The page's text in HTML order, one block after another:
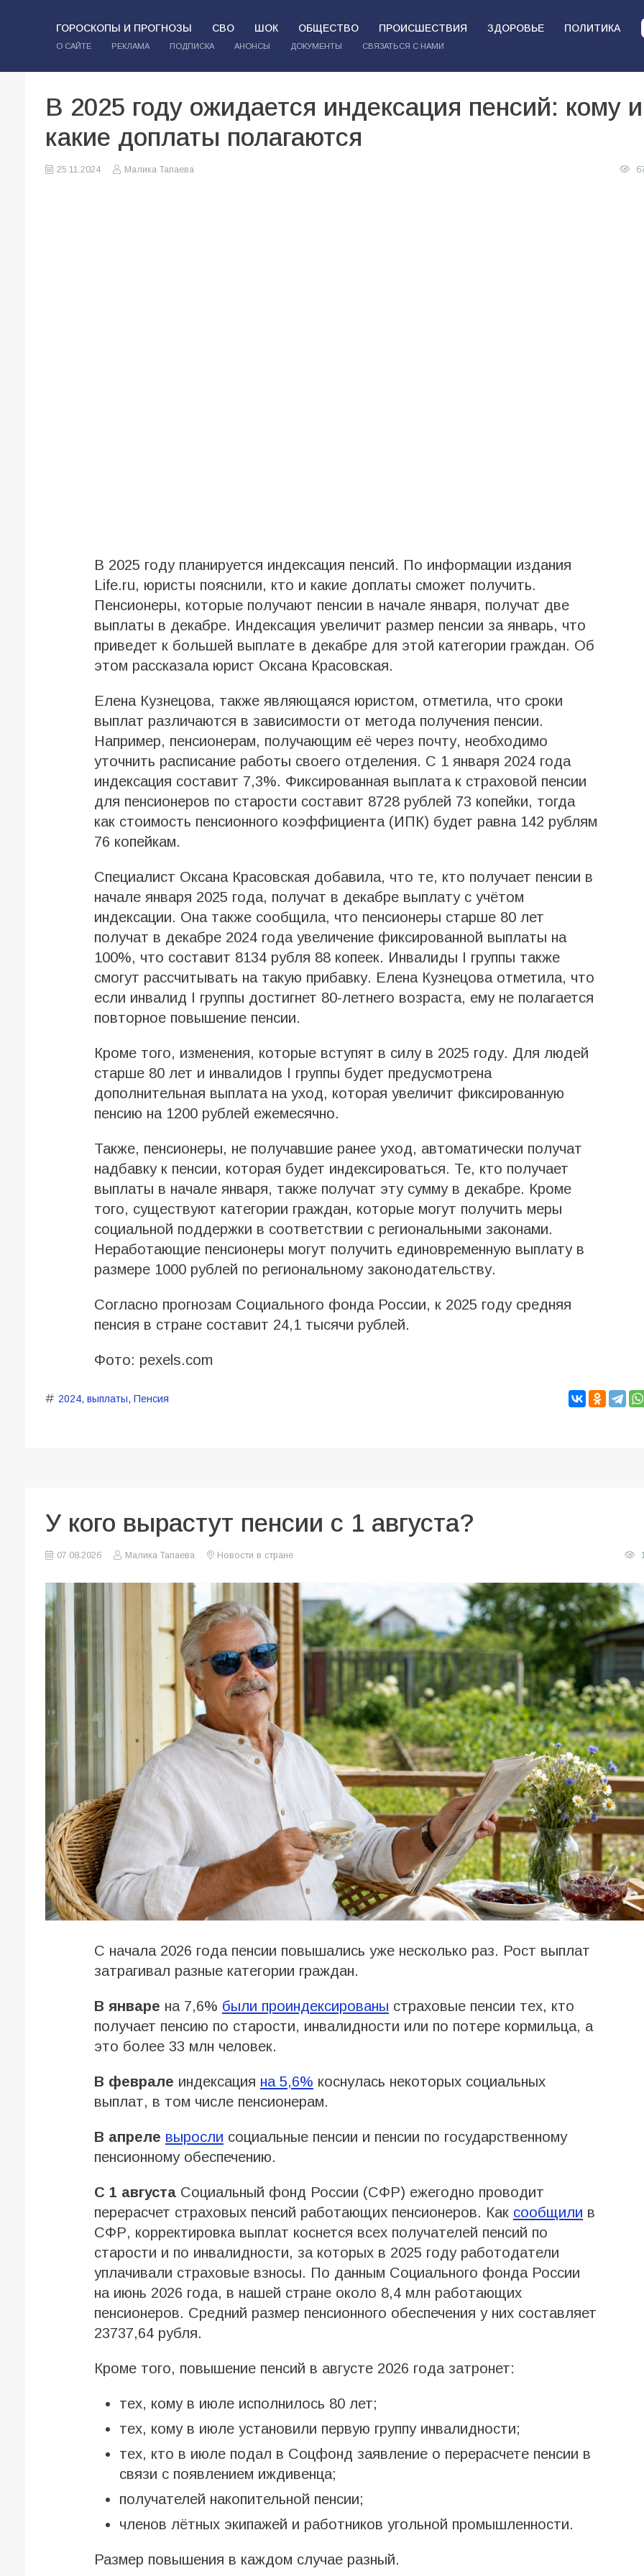
ГОРОСКОПЫ И ПРОГНОЗЫ СВО ШОК ОБЩЕСТВО ПРОИСШЕСТВИЯ ЗДОРОВЬЕ ПОЛИТИКА
О САЙТЕ РЕКЛАМА ПОДПИСКА АНОНСЫ ДОКУМЕНТЫ СВЯЗАТЬСЯ С НАМИ
В 2025 году ожидается индексация пенсий: кому и
какие доплаты полагаются
25.11.2024 Малика Тапаева
В 2025 году планируется индексация пенсий. По информации издания
Life.ru, юристы пояснили, кто и какие доплаты сможет получить.
Пенсионеры, которые получают пенсии в начале января, получат две
выплаты в декабре. Индексация увеличит размер пенсии за январь, что
приведет к большей выплате в декабре для этой категории граждан. Об
этом рассказала юрист Оксана Красовская.
Елена Кузнецова, также являющаяся юристом, отметила, что сроки
выплат различаются в зависимости от метода получения пенсии.
Например, пенсионерам, получающим её через почту, необходимо
уточнить расписание работы своего отделения. С 1 января 2024 года
индексация составит 7,3%. Фиксированная выплата к страховой пенсии
для пенсионеров по старости составит 8728 рублей 73 копейки, тогда
как стоимость пенсионного коэффициента (ИПК) будет равна 142 рублям
76 копейкам.
Специалист Оксана Красовская добавила, что те, кто получает пенсии в
начале января 2025 года, получат в декабре выплату с учётом
индексации. Она также сообщила, что пенсионеры старше 80 лет
получат в декабре 2024 года увеличение фиксированной выплаты на
100%, что составит 8134 рубля 88 копеек. Инвалиды I группы также
смогут рассчитывать на такую прибавку. Елена Кузнецова отметила, что
если инвалид I группы достигнет 80-летнего возраста, ему не полагается
повторное повышение пенсии.
Кроме того, изменения, которые вступят в силу в 2025 году. Для людей
старше 80 лет и инвалидов I группы будет предусмотрена
дополнительная выплата на уход, которая увеличит фиксированную
пенсию на 1200 рублей ежемесячно.
Также, пенсионеры, не получавшие ранее уход, автоматически получат
надбавку к пенсии, которая будет индексироваться. Те, кто получает
выплаты в начале января, также получат эту сумму в декабре. Кроме
того, существуют категории граждан, которые могут получить меры
социальной поддержки в соответствии с региональными законами.
Неработающие пенсионеры могут получить единовременную выплату в
размере 1000 рублей по региональному законодательству.
Согласно прогнозам Социального фонда России, к 2025 году средняя
пенсия в стране составит 24,1 тысячи рублей.
Фото: pexels.com
2024, выплаты, Пенсия
У кого вырастут пенсии с 1 августа?
07.08.2026 Малика Тапаева Новости в стране
С начала 2026 года пенсии повышались уже несколько раз. Рост выплат
затрагивал разные категории граждан.
В январе на 7,6% были проиндексированы страховые пенсии тех, кто
получает пенсию по старости, инвалидности или по потере кормильца, а
это более 33 млн человек.
В феврале индексация на 5,6% коснулась некоторых социальных
выплат, в том числе пенсионерам.
В апреле выросли социальные пенсии и пенсии по государственному
пенсионному обеспечению.
С 1 августаСоциальный фонд России (СФР) ежегодно проводит
перерасчет страховых пенсий работающих пенсионеров. Как сообщили в
СФР, корректировка выплат коснется всех получателей пенсий по
старости и по инвалидности, за которых в 2025 году работодатели
уплачивали страховые взносы. По данным Социального фонда России
на июнь 2026 года, в нашей стране около 8,4 млн работающих
пенсионеров. Средний размер пенсионного обеспечения у них составляет
23737,64 рубля.
Кроме того, повышение пенсий в августе 2026 года затронет:
тех, кому в июле исполнилось 80 лет;
тех, кому в июле установили первую группу инвалидности;
тех, кто в июле подал в Соцфонд заявление о перерасчете пенсии в
связи с появлением иждивенца;
получателей накопительной пенсии;
членов лётных экипажей и работников угольной промышленности.
Размер повышения в каждом случае разный.